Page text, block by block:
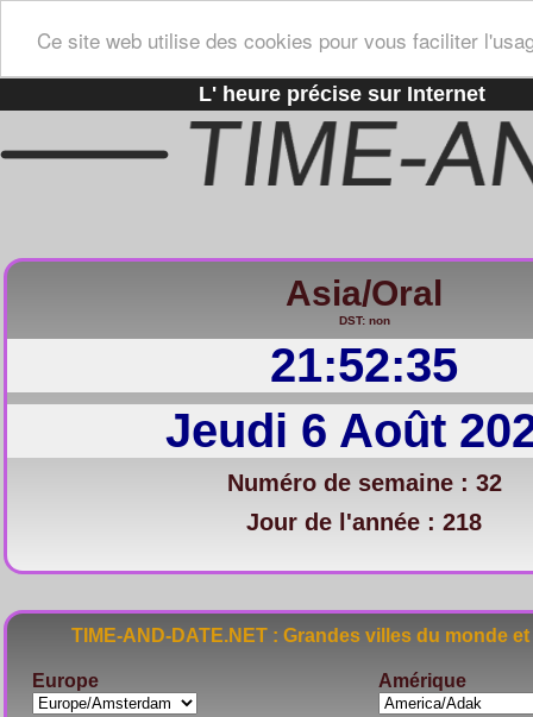
Ce site web utilise des cookies pour vous faciliter
L' heure précise sur Internet
Asia/Oral
DST: non
21:52:36
Jeudi 6 Août
Numéro de semaine : 32
Jour de l'année : 218
TIME-AND-DATE.NET : Grandes villes du
Europe Amérique